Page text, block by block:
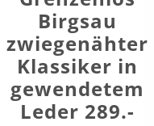
Birgsau
zwiegenähter
Klassiker in
gewendetem
Leder 289.-